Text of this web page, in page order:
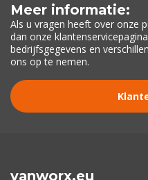
Meer informatie:
Als u vragen heeft over onze
dan onze
bedrijfsgegevens en
ons op te nemen.
vanworx.eu